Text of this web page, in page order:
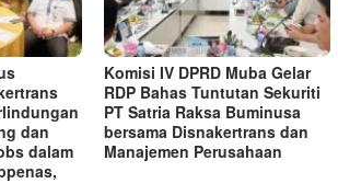
dan
dalam
Komisi IV DPRD Muba Gelar
RDP Bahas Tuntutan Sekuriti
PT Satria Raksa Buminusa
bersama Disnakertrans dan
Manajemen Perusahaan